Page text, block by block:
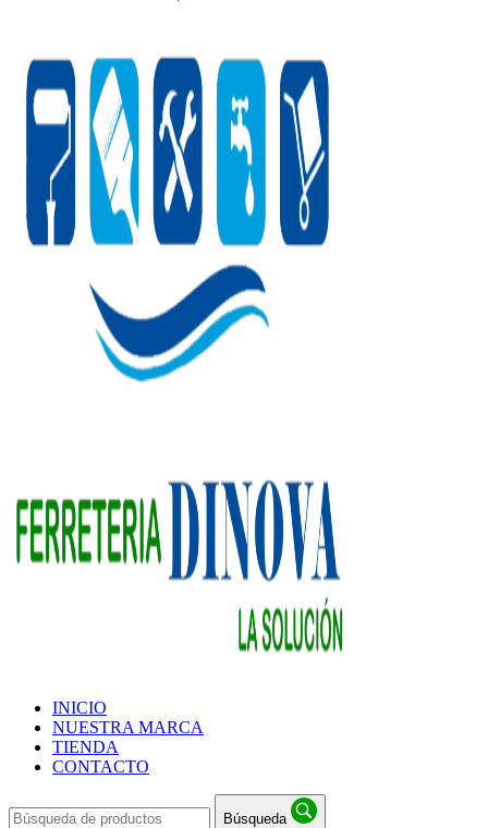
INICIO
NUESTRA MARCA
TIENDA
CONTACTO
Búsqueda